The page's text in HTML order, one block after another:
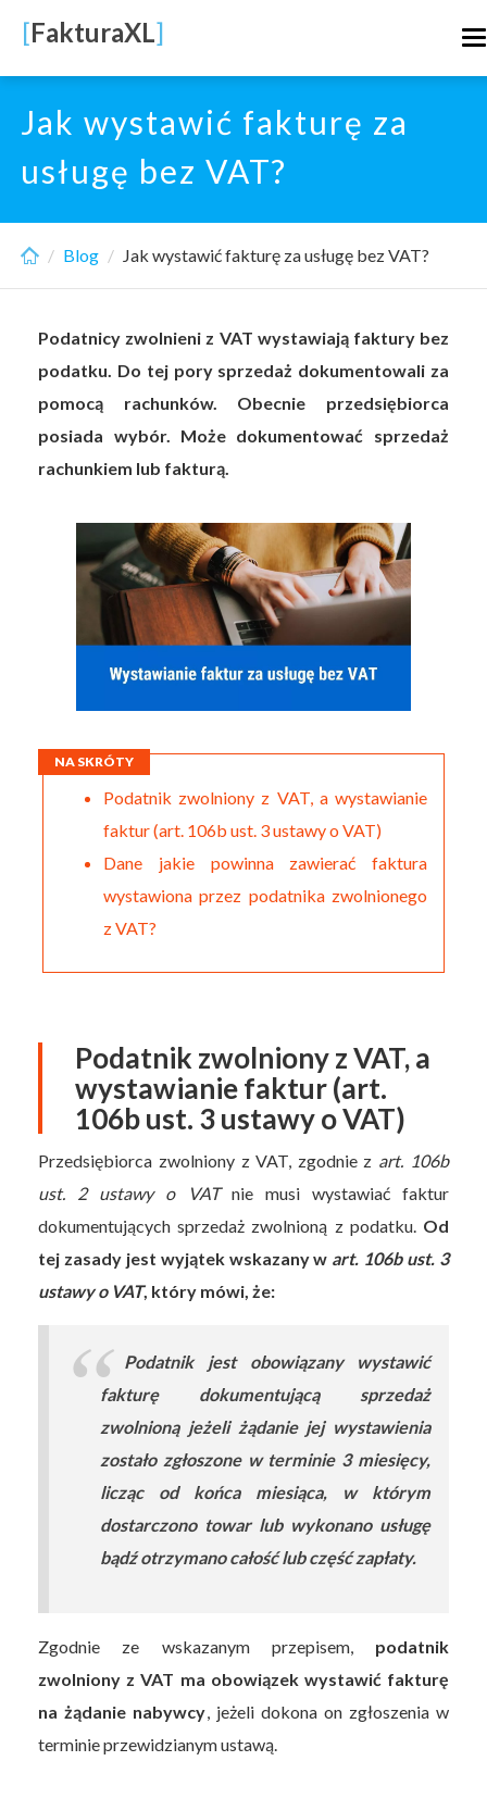
main
content
[FakturaXL]
Jak wystawić fakturę za
usługę bez VAT?
Blog Jak wystawić fakturę za usługę bez VAT?
Podatnicy zwolnieni z VAT wystawiają faktury bez
podatku. Do tej pory sprzedaż dokumentowali za
pomocą rachunków. Obecnie przedsiębiorca
posiada wybór. Może dokumentować sprzedaż
rachunkiem lub fakturą.
NA SKRÓTY
Podatnik zwolniony z VAT, a wystawianie
faktur (art. 106b ust. 3 ustawy o VAT)
Dane jakie powinna zawierać faktura
wystawiona przez podatnika zwolnionego
z VAT?
Podatnik zwolniony z VAT, a
wystawianie faktur (art.
106b ust. 3 ustawy o VAT)
Przedsiębiorca zwolniony z VAT, zgodnie z art. 106b
ust. 2 ustawy o VATnie musi wystawiać faktur
dokumentujących sprzedaż zwolnioną z podatku. Od
tej zasady jest wyjątek wskazany w art. 106b ust. 3
ustawy o VAT, który mówi, że:
Podatnik jest obowiązany wystawić
fakturę dokumentującą sprzedaż
zwolnioną jeżeli żądanie jej wystawienia
zostało zgłoszone w terminie 3 miesięcy,
licząc od końca miesiąca, w którym
dostarczono towar lub wykonano usługę
bądź otrzymano całość lub część zapłaty.
Zgodnie ze wskazanym przepisem, podatnik
zwolniony z VAT ma obowiązek wystawić fakturę
na żądanie nabywcy, jeżeli dokona on zgłoszenia w
terminie przewidzianym ustawą.